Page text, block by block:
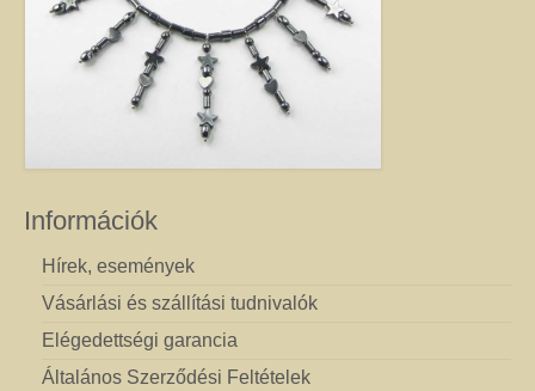
Információk
Hírek, események
Vásárlási és szállítási tudnivalók
Elégedettségi garancia
Általános Szerződési Feltételek